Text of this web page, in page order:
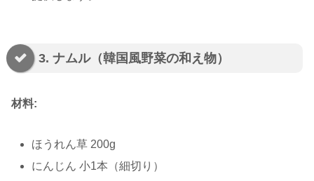
3. ナムル（韓国風野菜の和え物）
材料:
ほうれん草 200g
にんじん 小1本（細切り）